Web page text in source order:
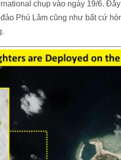
chụp vào ngày 19/6.
Phú Lâm cũng như bất cứ